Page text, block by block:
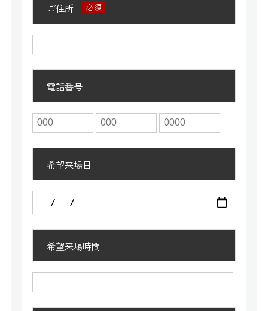
ご住所
電話番号
希望来場日
希望来場時間